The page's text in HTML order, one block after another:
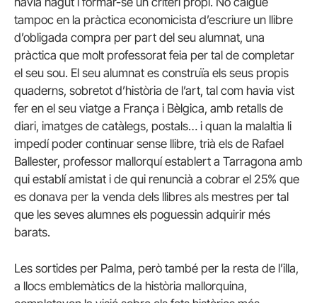
tampoc en la pràctica economicista d’escriure un llibre
d’obligada compra per part del seu alumnat, una
pràctica que molt professorat feia per tal de completar
el seu sou. El seu alumnat es construïa els seus propis
quaderns, sobretot d’història de l’art, tal com havia vist
fer en el seu viatge a França i Bèlgica, amb retalls de
diari, imatges de catàlegs, postals… i quan la malaltia li
impedí poder continuar sense llibre, trià els de Rafael
Ballester, professor mallorquí establert a Tarragona amb
qui establí amistat i de qui renuncià a cobrar el 25% que
es donava per la venda dels llibres als mestres per tal
que les seves alumnes els poguessin adquirir més
barats.
Les sortides per Palma, però també per la resta de l’illa,
a llocs emblemàtics de la història mallorquina,